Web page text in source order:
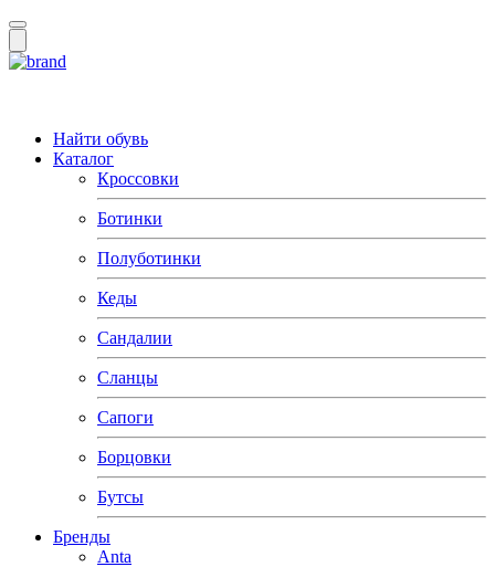
Найти обувь
Каталог
Кроссовки
Ботинки
Полуботинки
Кеды
Сандалии
Сланцы
Сапоги
Борцовки
Бутсы
Бренды
Anta